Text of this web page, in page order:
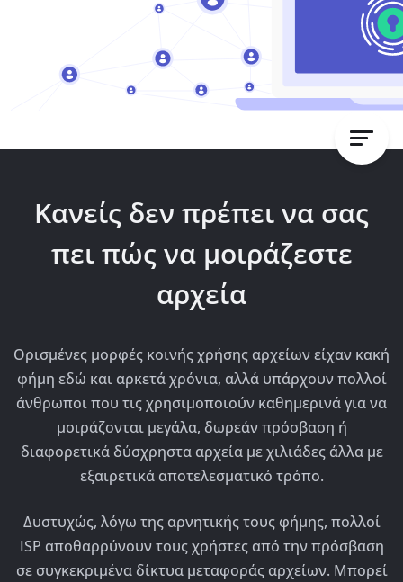
Κανείς δεν πρέπει να σας
πει πώς να μοιράζεστε
αρχεία
Ορισμένες μορφές κοινής χρήσης αρχείων είχαν κακή
φήμη εδώ και αρκετά χρόνια, αλλά υπάρχουν πολλοί
άνθρωποι που τις χρησιμοποιούν καθημερινά για να
μοιράζονται μεγάλα, δωρεάν πρόσβαση ή
διαφορετικά δύσχρηστα αρχεία με χιλιάδες άλλα με
εξαιρετικά αποτελεσματικό τρόπο.
Δυστυχώς, λόγω της αρνητικής τους φήμης, πολλοί
ISP αποθαρρύνουν τους χρήστες από την πρόσβαση
σε συγκεκριμένα δίκτυα μεταφοράς αρχείων. Μπορεί